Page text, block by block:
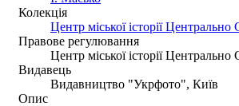
Колекція
Центр міської історії
Правове регулювання
Центр міської історії
Видавець
Видавництво "Укрфото", Київ
Опис